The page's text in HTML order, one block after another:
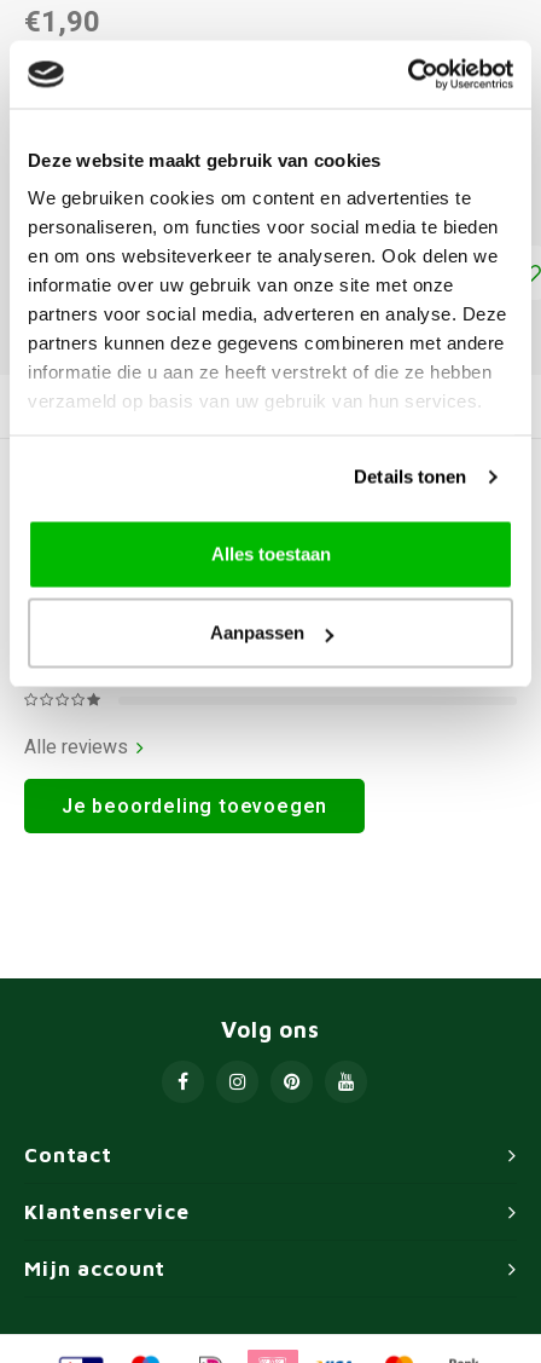
Deze website maakt gebruik van cookies
We gebruiken cookies om content en advertenties te
personaliseren, om functies voor social media te bieden
en om ons websiteverkeer te analyseren. Ook delen we
informatie over uw gebruik van onze site met onze
partners voor social media, adverteren en analyse. Deze
partners kunnen deze gegevens combineren met andere
informatie die u aan ze heeft verstrekt of die ze hebben
verzameld op basis van uw gebruik van hun services.
Details tonen
Alles toestaan
Aanpassen
€1,90
DIRECT LEVERBAAR
"DMC COLOUR VARIATIONS" OF "DMC LIGHT
EFFECTS " KOOPT, ONTVANG JE EEN KORTING VAN
100% OP HET LAAGSTGEPRIJSDE PRODUCT.
Toevoegen aan winkelwagen
DELEN:
Productomschrijving
Alle reviews
Je beoordeling toevoegen
Contact
Volg ons
Klantenservice
Mijn account